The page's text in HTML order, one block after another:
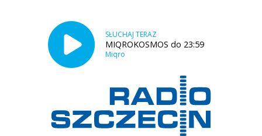
SŁUCHAJ TERAZ
MIQROKOSMOS do 23:59
Miqro